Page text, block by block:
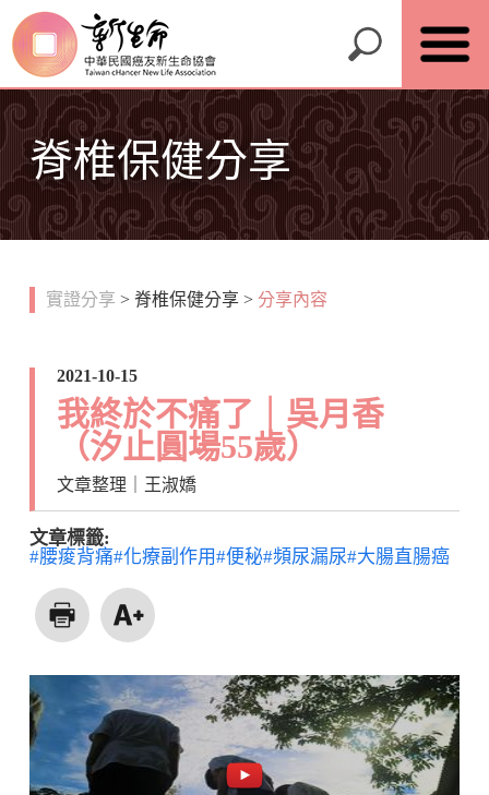
脊椎保健分享
實證分享 > 脊椎保健分享 > 分享內容
2021-10-15
我終於不痛了｜吳月香
（汐止圓場55歲）
文章整理｜王淑嬌
文章標籤:
#腰痠背痛#化療副作用#便秘#頻尿漏尿#大腸直腸癌